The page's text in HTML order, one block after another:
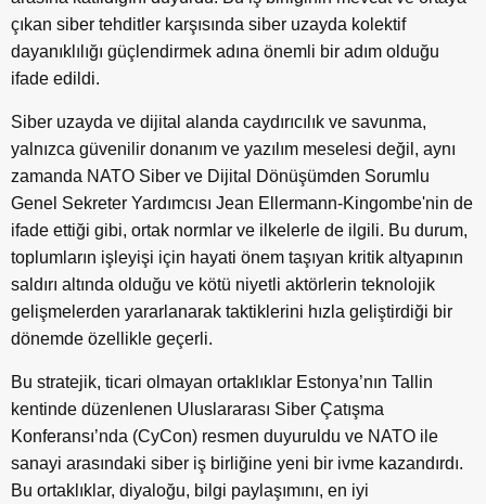
çıkan siber tehditler karşısında siber uzayda kolektif
dayanıklılığı güçlendirmek adına önemli bir adım olduğu
ifade edildi.
Siber uzayda ve dijital alanda caydırıcılık ve savunma,
yalnızca güvenilir donanım ve yazılım meselesi değil, aynı
zamanda NATO Siber ve Dijital Dönüşümden Sorumlu
Genel Sekreter Yardımcısı Jean Ellermann-Kingombe'nin de
ifade ettiği gibi, ortak normlar ve ilkelerle de ilgili. Bu durum,
toplumların işleyişi için hayati önem taşıyan kritik altyapının
saldırı altında olduğu ve kötü niyetli aktörlerin teknolojik
gelişmelerden yararlanarak taktiklerini hızla geliştirdiği bir
dönemde özellikle geçerli.
Bu stratejik, ticari olmayan ortaklıklar Estonya’nın Tallin
kentinde düzenlenen Uluslararası Siber Çatışma
Konferansı’nda (CyCon) resmen duyuruldu ve NATO ile
sanayi arasındaki siber iş birliğine yeni bir ivme kazandırdı.
Bu ortaklıklar, diyaloğu, bilgi paylaşımını, en iyi